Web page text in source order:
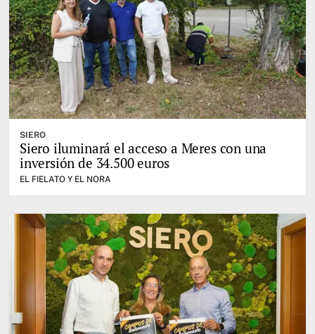
SIERO
Siero iluminará el acceso a Meres con una
inversión de 34.500 euros
EL FIELATO Y EL NORA